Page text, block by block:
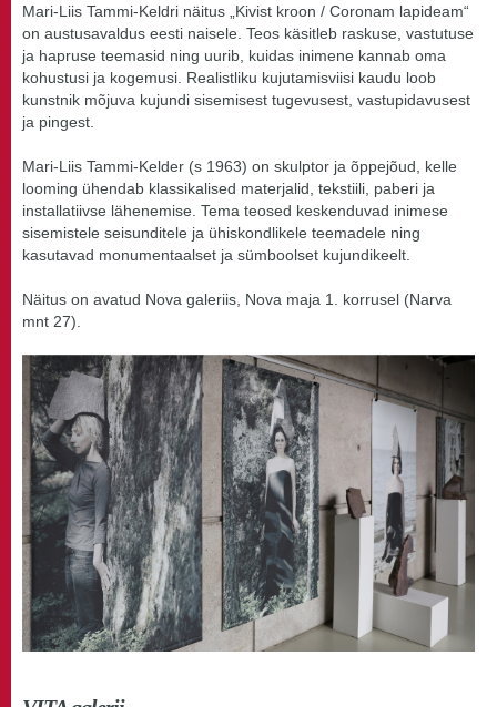
Mari-Liis Tammi-Keldri näitus „Kivist kroon / Coronam lapideam“
on austusavaldus eesti naisele. Teos käsitleb raskuse, vastutuse
ja hapruse teemasid ning uurib, kuidas inimene kannab oma
kohustusi ja kogemusi. Realistliku kujutamisviisi kaudu loob
kunstnik mõjuva kujundi sisemisest tugevusest, vastupidavusest
ja pingest.
Mari-Liis Tammi-Kelder (s 1963) on skulptor ja õppejõud, kelle
looming ühendab klassikalised materjalid, tekstiili, paberi ja
installatiivse lähenemise. Tema teosed keskenduvad inimese
sisemistele seisunditele ja ühiskondlikele teemadele ning
kasutavad monumentaalset ja sümboolset kujundikeelt.
Näitus on avatud Nova galeriis, Nova maja 1. korrusel (Narva
mnt 27).